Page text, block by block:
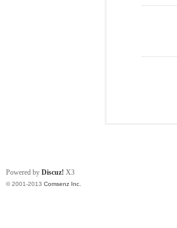
Powered by Discuz! X3
© 2001-2013 Comsenz Inc.